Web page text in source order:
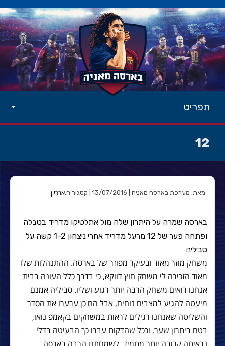
תפריט
12
מאת: מערכת בארסה מאניה | 13/07/2016 | קטגוריה: ארכיון
בארסה שמרה על היתרון שלה מול אתלטיקו מדריד בטבלה
ופתחה פער של 12 מרעל מדריד אחרי ניצחון 1-2 קשה על
סביליה
משחק מוזר מאוד ובעיקר מפוזר של בארסה. ההתנהלות שלו
מאוד הזכירה לי משחק חוץ דווקא, כי בדרך כלל העונה בבית
אנחנו רואים משחק הרבה יותר רגוע ושליו. סביליה אמנם
מיעטה להגיע למצבים נוחים, אבל הם כן ערערו את הסדר
והשליטה שאנחנו רגילים לראות במשחקים בקאמפ נואו,
בטח ביתרון שער, וככל שהדקות עברו כך הבעיטה בדלי